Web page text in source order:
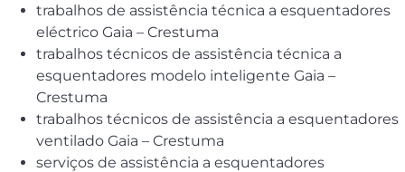
trabalhos de assistência técnica a esquentadores
eléctrico Gaia – Crestuma
trabalhos técnicos de assistência técnica a
esquentadores modelo inteligente Gaia –
Crestuma
trabalhos técnicos de assistência a esquentadores
ventilado Gaia – Crestuma
serviços de assistência a esquentadores